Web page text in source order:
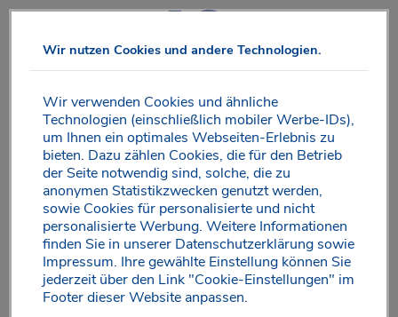
Direkt
Inhalt
Wichtige Nährstoffe für das
Gehirn
Die spezielle Nährstoffkombination inFOKUS IQ® enthält
neben den wertvollen ungesättigten
Fettsäuren verschiedene Vitamine und Mineralstoffe. Diese
sind sinnvoll aufeinander abgestimmt, um den täglichen
Wir nutzen Cookies und andere Technologien.
Wir verwenden Cookies und ähnliche
Technologien (einschließlich mobiler Werbe-IDs),
um Ihnen ein optimales Webseiten-Erlebnis zu
bieten. Dazu zählen Cookies, die für den Betrieb
der Seite notwendig sind, solche, die zu
anonymen Statistikzwecken genutzt werden,
sowie Cookies für personalisierte und nicht
personalisierte Werbung. Weitere Informationen
finden Sie in unserer Datenschutzerklärungsowie
Impressum. Ihre gewählte Einstellung können Sie
jederzeit über den Link "Cookie-Einstellungen" im
Footer dieser Website anpassen.